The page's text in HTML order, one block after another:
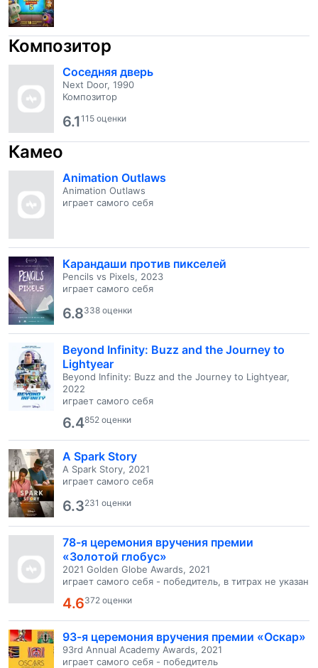
Композитор
Соседняя дверь
Next Door, 1990
Композитор
6.1115 оценки
Камео
Animation Outlaws
Animation Outlaws
играет самого себя
Карандаши против пикселей
Pencils vs Pixels, 2023
играет самого себя
6.8338 оценки
Beyond Infinity: Buzz and the Journey to
Lightyear
Beyond Infinity: Buzz and the Journey to Lightyear,
2022
играет самого себя
6.4852 оценки
A Spark Story
A Spark Story, 2021
играет самого себя
6.3231 оценки
78-я церемония вручения премии
«Золотой глобус»
2021 Golden Globe Awards, 2021
играет самого себя - победитель, в титрах не указан
4.6372 оценки
93-я церемония вручения премии «Оскар»
93rd Annual Academy Awards, 2021
играет самого себя - победитель